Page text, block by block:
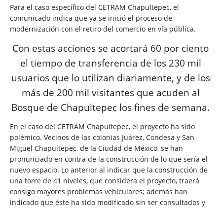
Para el caso específico del CETRAM Chapultepec, el
comunicado indica que ya se inició el proceso de
modernización con el retiro del comercio en vía pública.
Con estas acciones se acortará 60 por ciento
el tiempo de transferencia de los 230 mil
usuarios que lo utilizan diariamente, y de los
más de 200 mil visitantes que acuden al
Bosque de Chapultepec los fines de semana.
En el caso del CETRAM Chapultepec, el proyecto ha sido
polémico. Vecinos de las colonias Juárez, Condesa y San
Miguel Chapultepec, de la Ciudad de México, se han
pronunciado en contra de la construcción de lo que sería el
nuevo espacio. Lo anterior al indicar que la construcción de
una torre de 41 niveles, que considera el proyecto, traerá
consigo mayores problemas vehiculares; además han
indicado que éste ha sido modificado sin ser consultados y